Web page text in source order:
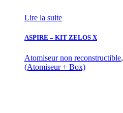
Lire la suite
ASPIRE – KIT ZELOS X
Atomiseur non reconstructible,
(Atomiseur + Box)